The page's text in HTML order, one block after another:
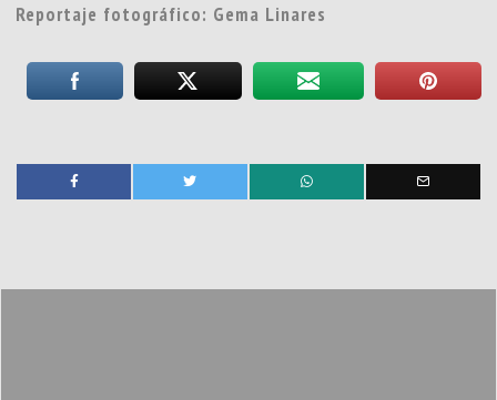
Reportaje fotográfico: Gema Linares